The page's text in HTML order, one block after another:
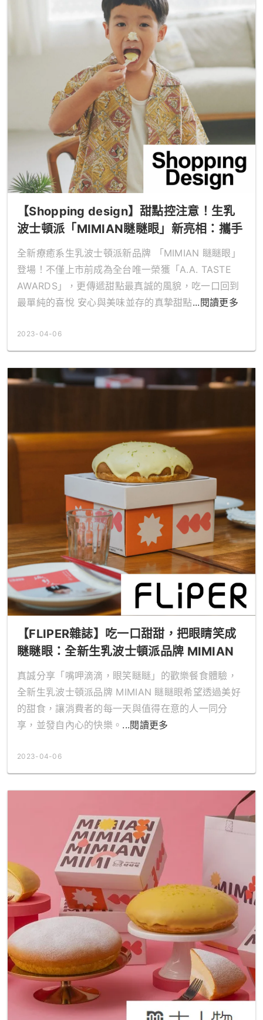
【Shopping design】甜點控注意！生乳
波士頓派「MIMIAN瞇瞇眼」新亮相：攜手
寶島製造等創意品牌，打造甜點新風貌
全新療癒系生乳波士頓派新品牌 「MIMIAN 瞇瞇眼」
登場！不僅上市前成為全台唯一榮獲「A.A. TASTE
AWARDS」，更傳遞甜點最真誠的風貌，吃一口回到
最單純的喜悅 安心與美味並存的真摯甜點...閱讀更多
2023-04-06
【FLIPER雜誌】吃一口甜甜，把眼睛笑成
瞇瞇眼：全新生乳波士頓派品牌 MIMIAN
真誠分享「嘴呷滴滴，眼笑瞇瞇」的歡樂餐食體驗，
全新生乳波士頓派品牌 MIMIAN 瞇瞇眼希望透過美好
的甜食，讓消費者的每一天與值得在意的人一同分
享，並發自內心的快樂。 ...閱讀更多
2023-04-06